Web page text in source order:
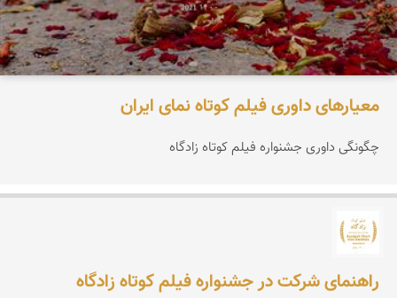
معیارهای داوری فیلم کوتاه نمای ایران
چگونگی داوری جشنواره فیلم کوتاه زادگاه
راهنمای شرکت در جشنواره فیلم کوتاه زادگاه